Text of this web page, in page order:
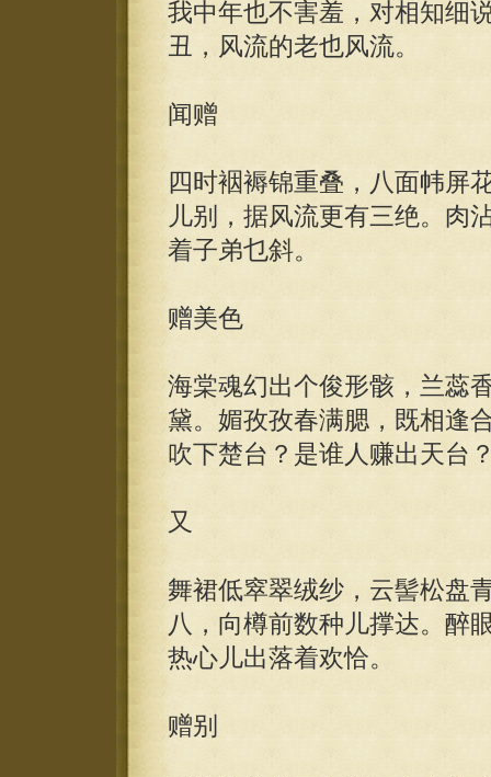
我中年也不害羞，对相知细
丑，风流的老也风流。
闻赠
四时裀褥锦重叠，八面帏屏
儿别，据风流更有三绝。肉
着子弟乜斜。
赠美色
海棠魂幻出个俊形骸，兰蕊
黛。媚孜孜春满腮，既相逢
吹下楚台？是谁人赚出天台
又
舞裙低窣翠绒纱，云髻松盘
八，向樽前数种儿撑达。醉
热心儿出落着欢恰。
赠别